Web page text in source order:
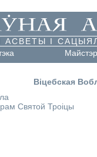
І
Віцебская
Святой Троіцы